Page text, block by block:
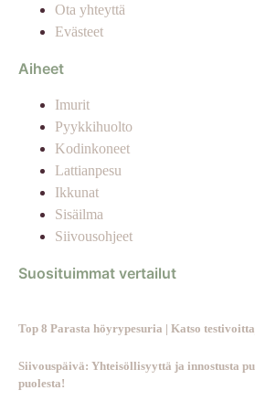
Ota yhteyttä
Evästeet
Aiheet
Imurit
Pyykkihuolto
Kodinkoneet
Lattianpesu
Ikkunat
Sisäilma
Siivousohjeet
Suosituimmat vertailut
Top 8 Parasta höyrypesuria | Katso
Siivouspäivä: Yhteisöllisyyttä ja innostusta
puolesta!